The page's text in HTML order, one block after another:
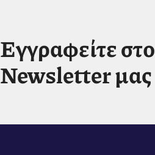
Εγγραφείτε στο
Newsletter μας